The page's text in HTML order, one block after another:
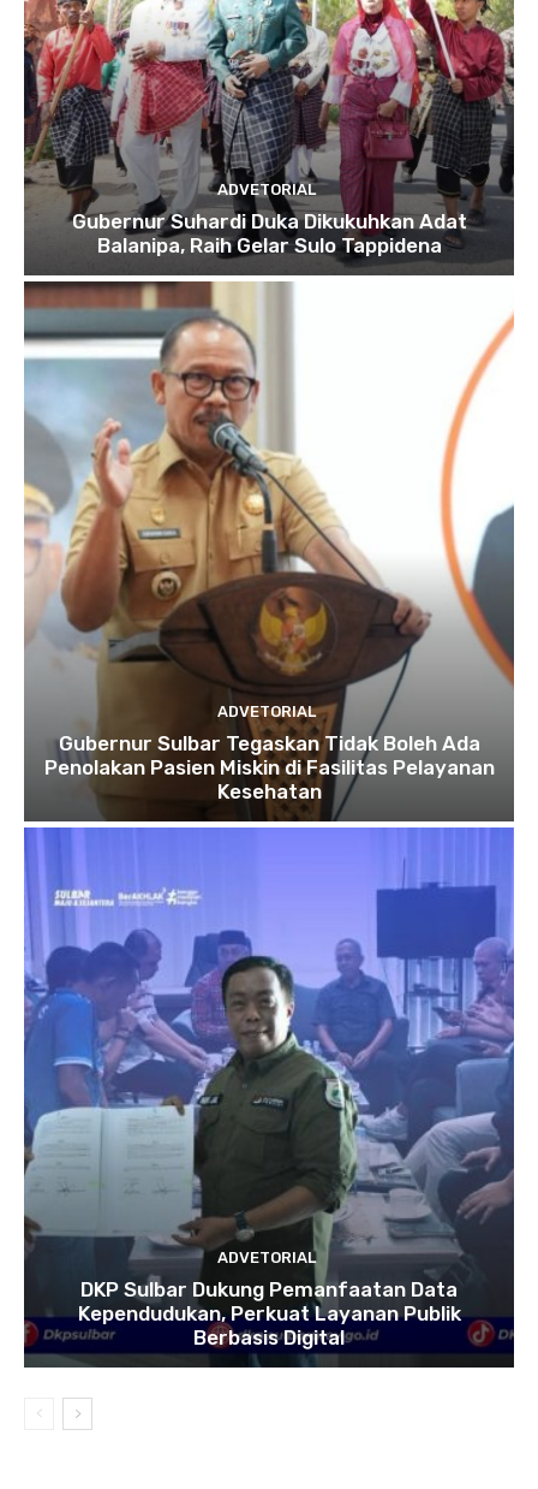
ADVETORIAL
Gubernur Suhardi Duka Dikukuhkan Adat
Balanipa, Raih Gelar Sulo Tappidena
ADVETORIAL
Gubernur Sulbar Tegaskan Tidak Boleh Ada
Penolakan Pasien Miskin di Fasilitas Pelayanan
Kesehatan
ADVETORIAL
DKP Sulbar Dukung Pemanfaatan Data
Kependudukan, Perkuat Layanan Publik
Berbasis Digital